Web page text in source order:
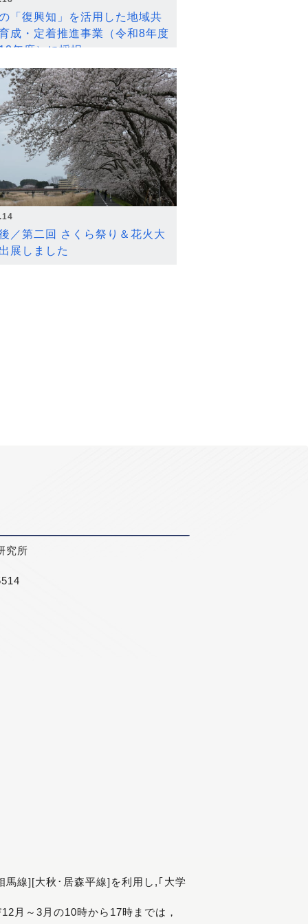
「復興知」を活用した地域共
成・定着推進事業（令和8年度
年度）に採択
／第二回 さくら祭り＆花火大
展しました
究所
線][大秋･居森平線]を利用し,｢大学
月～3月の10時から17時までは，